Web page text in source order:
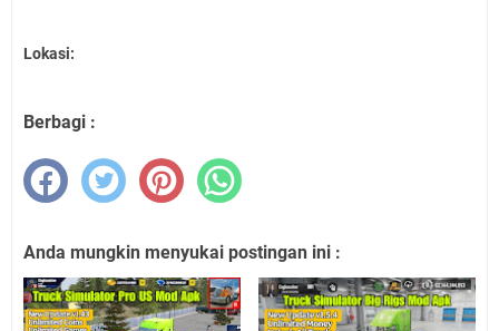
Lokasi:
Berbagi :
Anda mungkin menyukai postingan ini :